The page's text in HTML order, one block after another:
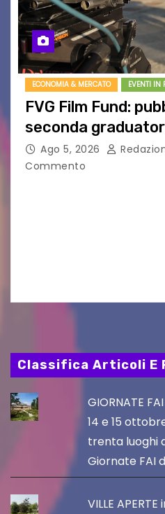
ECONOMIA & MERCATO EVENTI IN
FVG Film Fund:
seconda
Ago 5, 2026
Commento
Classifica Articoli E
GIORNATE
14 e 15
trenta luoghi
Giornate FAI
VILLE